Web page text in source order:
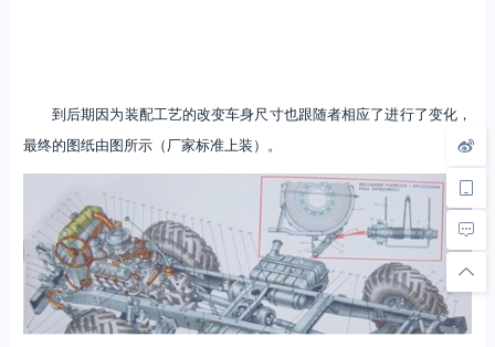
到后期因为装配工艺的改变车身尺寸也跟随者相应了进行了变化，
最终的图纸由图所示（厂家标准上装）。